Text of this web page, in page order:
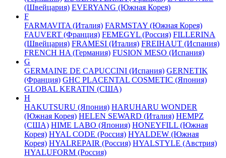
(Швейцария) EVERYANG (Южная Корея)
F
FARMAVITA (Италия) FARMSTAY (Южная Корея)
FAUVERT (Франция) FEMEGYL (Россия) FILLERINA
(Швейцария) FRAMESI (Италия) FREIHAUT (Испания)
FRENCH HA (Германия) FUSION MESO (Испания)
G
GERMAINE DE CAPUCCINI (Испания) GERNETIK
(Франция) GHC PLACENTAL COSMETIC (Япония)
GLOBAL KERATIN (США)
H
HAKUTSURU (Япония) HARUHARU WONDER
(Южная Корея) HELEN SEWARD (Италия) HEMPZ
(США) HIME LABO (Япония) HONEYFILL (Южная
Корея) HYAL CODE (Россия) HYALDEW (Южная
Корея) HYALREPAIR (Россия) HYALSTYLE (Австрия)
HYALUFORM (Россия)